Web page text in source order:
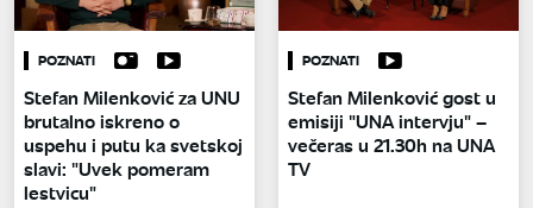
POZNATI
Stefan Milenković za UNU
brutalno iskreno o
uspehu i putu ka svetskoj
slavi: "Uvek pomeram
lestvicu"
POZNATI
Stefan Milenković gost u
emisiji "UNA intervju" –
večeras u 21.30h na UNA
TV